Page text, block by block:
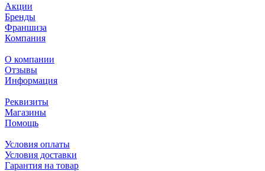
Акции
Бренды
Франшиза
Компания
О компании
Отзывы
Информация
Реквизиты
Магазины
Помощь
Условия оплаты
Условия доставки
Гарантия на товар